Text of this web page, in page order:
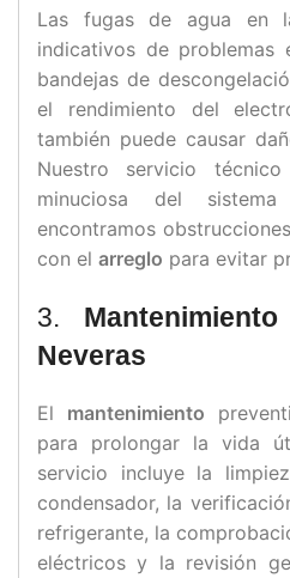
Las fugas de agua en
indicativos de
bandejas de
el rendimiento del
también puede causar
Nuestro servicio
minuciosa del
encontramos
con el arreglo para evitar
3.
Neveras
El mantenimiento
para prolongar la vida
servicio incluye la
condensador, la
refrigerante, la
eléctricos y la revisión